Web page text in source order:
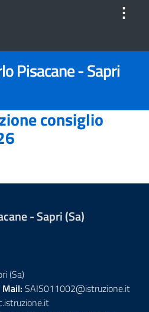
⋮
Pisacane - Sapri
consiglio
- Sapri (Sa)
(Sa)
Mail: SAIS011002@istruzione.it